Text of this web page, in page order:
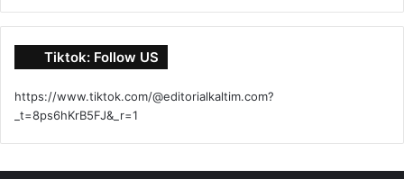
Tiktok: Follow US
https://www.tiktok.com/@editorialkaltim.com?
_t=8ps6hKrB5FJ&_r=1